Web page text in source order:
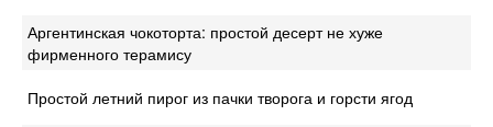
Аргентинская чокоторта: простой десерт не хуже
фирменного терамису
Простой летний пирог из пачки творога и горсти ягод